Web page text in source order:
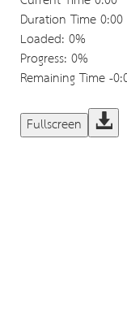
Duration Time0:00
Loaded: 0%
Progress: 0%
Remaining Time-
Fullscreen